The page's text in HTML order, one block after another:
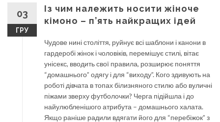
03
ГРУ
Із чим належить носити жіноче
кімоно – п’ять найкращих ідей
Чудове нині століття, руйнує всі шаблони і канони в
гардеробі жінок і чоловіків, перемішує стилі, вітає
унісекс, вводить свої правила, розширює поняття
“домашнього” одягу і для “виходу”. Кого здивують на
роботі дівчата в топах білизняного стилю або вуличні
піжами зверху футболочки? Черга підійшла і до
найулюбленішого атрибута – домашнього халата.
Якщо раніше радили вдягати його для “перебіжок” з